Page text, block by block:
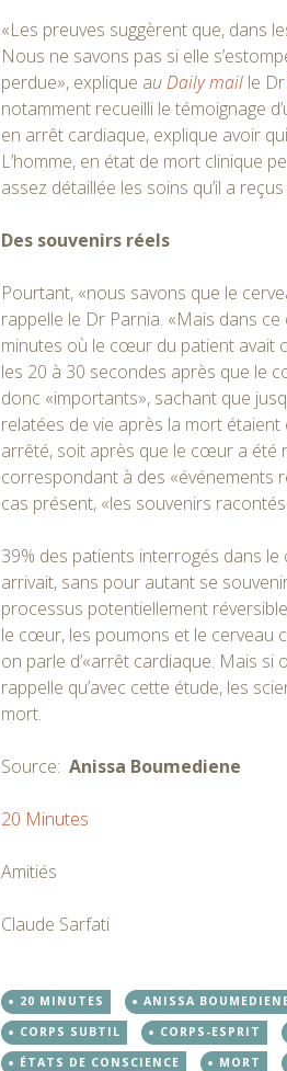
«Les preuves suggèrent que, dans
Nous ne savons pas si elle
perdue», explique auDaily mail le Dr
notamment recueilli le témoignage
en arrêt cardiaque, explique avoir
L’homme, en état de mort clinique
assez détaillée les soins qu’il a
Des souvenirs réels
Pourtant, «nous savons que le
rappelle le Dr Parnia. «Mais dans
minutes où le cœur du patient avait
les 20 à 30 secondes après que le
donc «importants», sachant que
relatées de vie après la mort
arrêté, soit après que le cœur a été
correspondant à des «événements
cas présent, «les souvenirs
39% des patients interrogés dans
arrivait, sans pour autant se
processus potentiellement
le cœur, les poumons et le cerveau
on parle d’«arrêt cardiaque. Mais si
rappelle qu’avec cette étude, les
mort.
Source:Anissa Boumediene
20 Minutes
Amitiés
Claude Sarfati
20 MINUTES ANISSA
CORPS SUBTIL
CORPS-ESPRIT
ÉTATS DE CONSCIENCE
MORT